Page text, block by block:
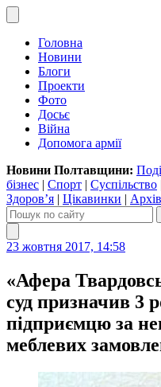
Головна
Новини
Блоги
Проекти
Фото
Досьє
Війна
Допомога армії
Новини Полтавщини:
бізнес | Спорт | Суспільство
Здоров’я | Цікавинки | Архів
23 жовтня 2017, 14:58
«Афера
суд призначив 3
підприємцю за
меблевих